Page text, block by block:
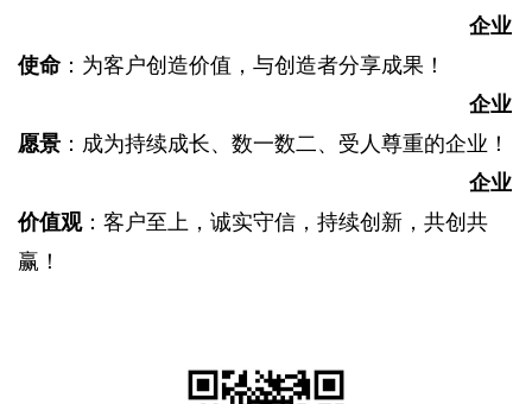
企业
使命： 为客户创造价值，与创造者分享成果！
企业
愿景 ： 成为持续成长、数一数二、受人尊重的企业！
企业
价值观：客户至上，诚实守信，持续创新，共创共
赢！